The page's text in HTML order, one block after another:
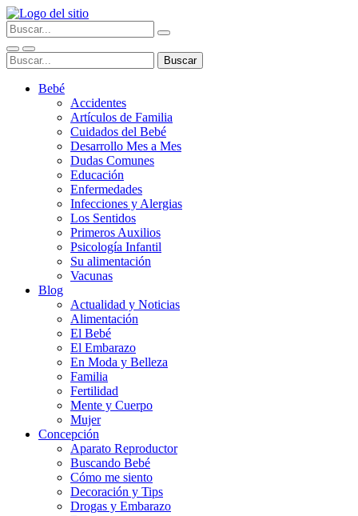
Bebé
Accidentes
Artículos de Familia
Cuidados del Bebé
Desarrollo Mes a Mes
Dudas Comunes
Educación
Enfermedades
Infecciones y Alergias
Los Sentidos
Primeros Auxilios
Psicología Infantil
Su alimentación
Vacunas
Blog
Actualidad y Noticias
Alimentación
El Bebé
El Embarazo
En Moda y Belleza
Familia
Fertilidad
Mente y Cuerpo
Mujer
Concepción
Aparato Reproductor
Buscando Bebé
Cómo me siento
Decoración y Tips
Drogas y Embarazo